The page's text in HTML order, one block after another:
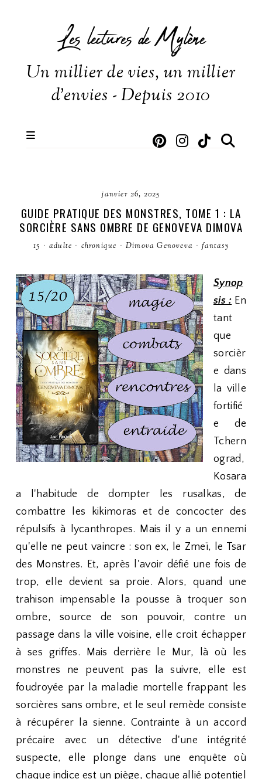
Les lectures de Mylène
Un millier de vies, un millier
d'envies - Depuis 2010
janvier 26, 2025
GUIDE PRATIQUE DES MONSTRES, TOME 1 : LA
SORCIÈRE SANS OMBRE DE GENOVEVA DIMOVA
15 · adulte · chronique · Dimova Genoveva · fantasy
Synop
sis : En
tant
que
sorcièr
e dans
la ville
fortifié
e de
Tchern
ograd,
Kosara
a l'habitude de dompter les rusalkas, de
combattre les kikimoras et de concocter des
répulsifs à lycanthropes. Mais il y a un ennemi
qu'elle ne peut vaincre : son ex, le Zmeï, le Tsar
des Monstres. Et, après l'avoir défié une fois de
trop, elle devient sa proie. Alors, quand une
trahison impensable la pousse à troquer son
ombre, source de son pouvoir, contre un
passage dans la ville voisine, elle croit échapper
à ses griffes. Mais derrière le Mur, là où les
monstres ne peuvent pas la suivre, elle est
foudroyée par la maladie mortelle frappant les
sorcières sans ombre, et le seul remède consiste
à récupérer la sienne. Contrainte à un accord
précaire avec un détective d'une intégrité
suspecte, elle plonge dans une enquête où
chaque indice est un piège, chaque allié potentiel